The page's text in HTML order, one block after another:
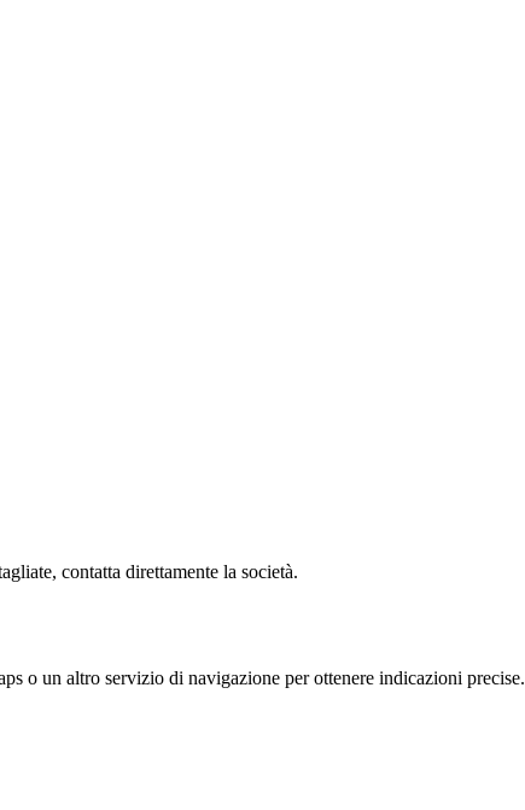
contatta direttamente la società.
o un altro servizio di navigazione per ottenere indicazioni precise.